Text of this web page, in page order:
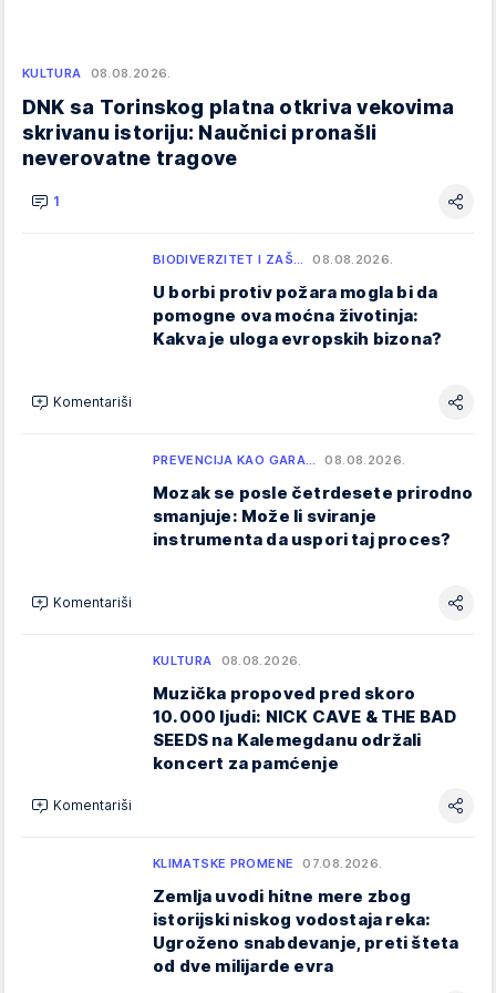
KULTURA 08.08.2026.
DNK sa Torinskog platna otkriva vekovima
skrivanu istoriju: Naučnici pronašli
neverovatne tragove
1
BIODIVERZITET I ZAŠ… 08.08.2026.
U borbi protiv požara mogla bi da
pomogne ova moćna životinja:
Kakva je uloga evropskih bizona?
Komentariši
PREVENCIJA KAO GARA… 08.08.2026.
Mozak se posle četrdesete prirodno
smanjuje: Može li sviranje
instrumenta da uspori taj proces?
Komentariši
KULTURA 08.08.2026.
Muzička propoved pred skoro
10.000 ljudi: NICK CAVE & THE BAD
SEEDS na Kalemegdanu održali
koncert za pamćenje
Komentariši
KLIMATSKE PROMENE 07.08.2026.
Zemlja uvodi hitne mere zbog
istorijski niskog vodostaja reka:
Ugroženo snabdevanje, preti šteta
od dve milijarde evra